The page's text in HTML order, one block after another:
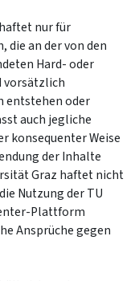
nur für
die an der von den
Hard- oder
vorsätzlich
entstehen oder
auch jegliche
konsequenter Weise
der Inhalte
Graz haftet nicht
Nutzung der TU
Plattform
Ansprüche gegen